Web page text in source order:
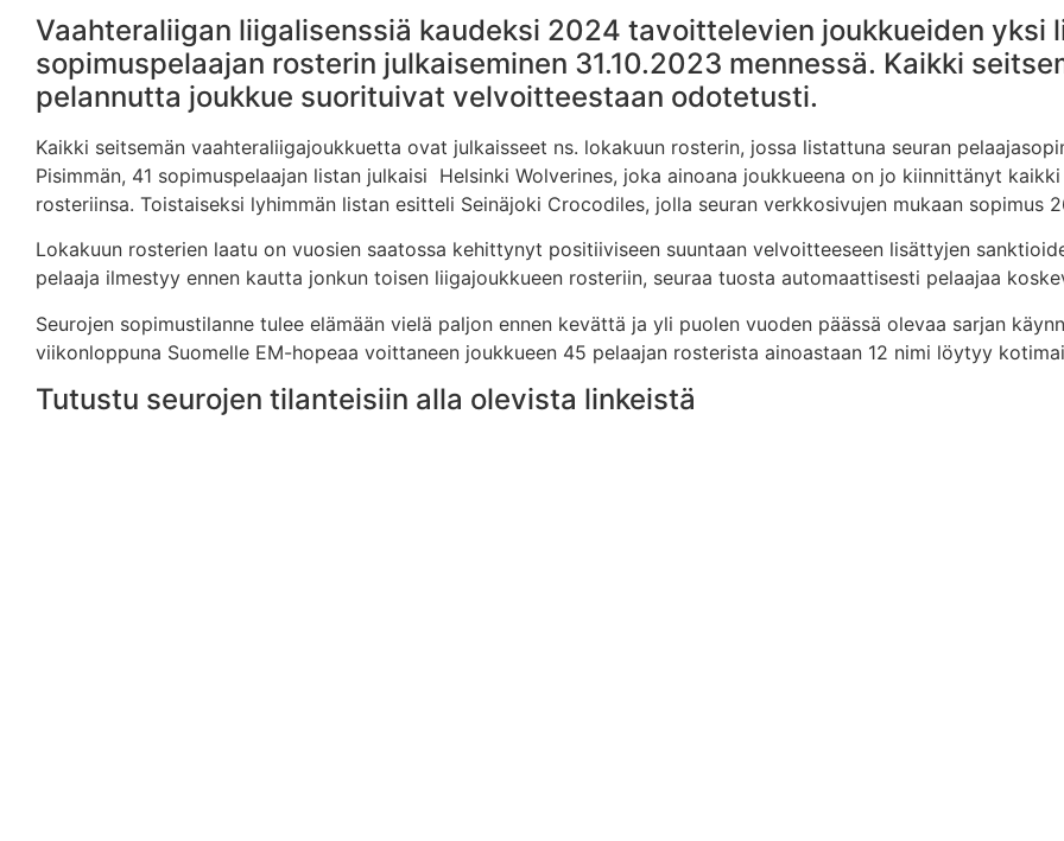
Vaahteraliigan liigalisenssiä kaudeksi 2024 tavoittelevien joukkueiden yksi
sopimuspelaajan rosterin julkaiseminen 31.10.2023 mennessä. Kaikki
pelannutta joukkue suorituivat velvoitteestaan odotetusti.
Kaikki seitsemän vaahteraliigajoukkuetta ovat julkaisseet ns. lokakuun rosterin, jossa listattuna seuran
Pisimmän, 41 sopimuspelaajan listan julkaisi Helsinki Wolverines, joka ainoana joukkueena on jo kiinnittänyt
rosteriinsa. Toistaiseksi lyhimmän listan esitteli Seinäjoki Crocodiles, jolla seuran verkkosivujen mukaan sopimus
Lokakuun rosterien laatu on vuosien saatossa kehittynyt positiiviseen suuntaan velvoitteeseen lisättyjen
pelaaja ilmestyy ennen kautta jonkun toisen liigajoukkueen rosteriin, seuraa tuosta automaattisesti pelaajaa
Seurojen sopimustilanne tulee elämään vielä paljon ennen kevättä ja yli puolen vuoden päässä olevaa sarjan
viikonloppuna Suomelle EM-hopeaa voittaneen joukkueen 45 pelaajan rosterista ainoastaan 12 nimi löytyy
Tutustu seurojen tilanteisiin alla olevista linkeistä